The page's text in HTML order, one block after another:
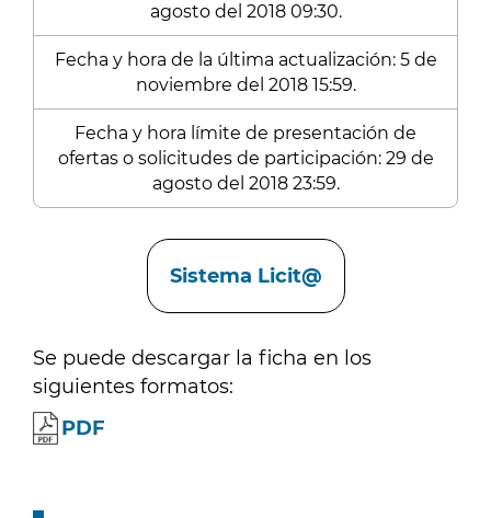
agosto del 2018 09:30.
Fecha y hora de la última actualización: 5 de
noviembre del 2018 15:59.
Fecha y hora límite de presentación de
ofertas o solicitudes de participación: 29 de
agosto del 2018 23:59.
Sistema Licit@
Se puede descargar la ficha en los
siguientes formatos:
PDF